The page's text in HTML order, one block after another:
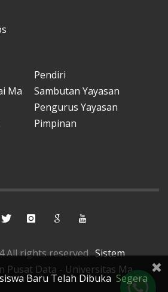
Pendiri
Ma
Sambutan Yayasan
Pengurus Yayasan
Pimpinan
All rights reserved.Sistem
Pusat Data - Universitas Ma
Baru Telah Dibuka Segera